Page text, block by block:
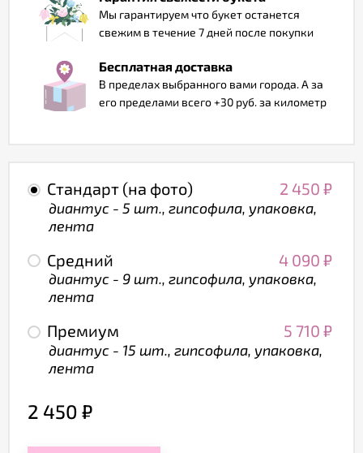
Мы гарантируем что букет останется
свежим в течение 7 дней после покупки
Бесплатная доставка
В пределах выбранного вами города. А за
его пределами всего +30 руб. за километр
Стандарт (на фото) 2 450 ₽
диантус - 5 шт., гипсофила, упаковка,
лента
Средний 4 090 ₽
диантус - 9 шт., гипсофила, упаковка,
лента
Премиум 5 710 ₽
диантус - 15 шт., гипсофила, упаковка,
лента
2 450 ₽